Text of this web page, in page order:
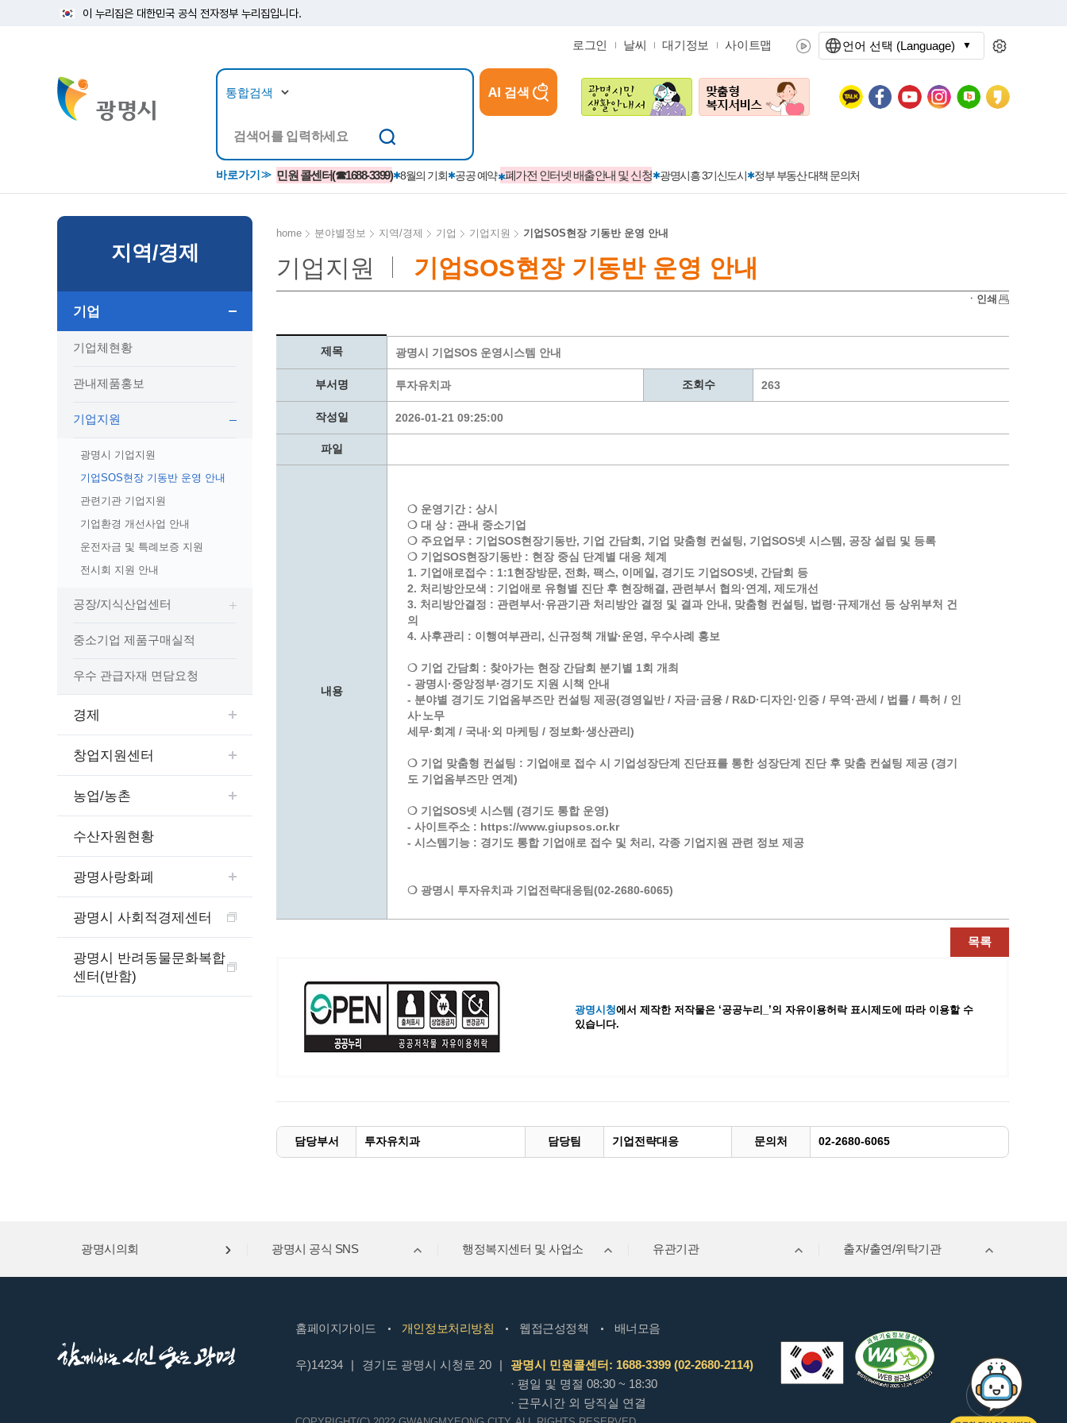
이 누리집은 대한민국 공식 전자정부 누리집입니다.
로그인 날씨 대기정보 사이트맵
AI 검색
바로가기 민원 콜센터(☎1688-3399) 8월의 기회 공공 예약 폐가전 인터넷 배출안내 및 신청 광명시흥 3기신도시 정부 부동산 대책 문의처
뉴스/정보공개
고시/공고/입법예고
행사ㆍ축제
시 주간행사
보도자료(2021.4월이전)
소식지/카카오톡플러스친구
반상회보
시정자료실
법무행정
위반업소공개
위원회 자료공개
정보공개현황
지방공기업
사전정보공표
행정정보공개안내
정보공개 비공개 세부기준
조직정보공개
업무추진비(시장·부시장·실국장)
상품권 구매·사용
인센티브 적립·사용
예산집행실명공개
행정재산 관리위탁 현황 공개
공공시설물 설치 비용 공개
겸직허가 현황
주민자치센터
세움터(건축 행정 시스템)
민원/참여
종합민원실 안내도
종합민원상담센터
우리 노무사 상담센터
어디서나 민원
민원 제증명 수수료 면제사항
행정처리기준편람
행정정보공동이용
대법원인터넷등기소
110화상수화통역서비스
고객서비스 표준 매뉴얼
행정서비스헌장
출생·사망·혼인신고 등 10종에 대한 신고
자주하는 질문
민원조정제도
사전심사청구제
민원1회 방문 처리제
사회취약계층 전용상담창구
폐업신고 간소화서비스
설치현황
발급 받을 수 있는 증명
정부24
민원서비스 종합평가 결과
센터소개
위치안내
시민의 소리
정보통신공사 감리원 배치신고
정보통신설비 유지보수·관리 제도
정보통신 사용전 검사
시민과의 대화
광명시 시민원탁회의
시민참여방
행정규제 개혁
적극행정
시민건의
주말농장신청
지역경제활성화/교육/일자리
교육정보
평생학습원
(재)경기도민회장학회 장학금
교복지원금 신청
광명일자리센터
취업지원 프로그램 운영 현황
지역맞춤형 일자리 창출 지원사업
문화관광
단원소개
예술/공연단체
광명시립예술단 티켓박스
착한가격지정업소
영화상영관 현황
출판사 및 인쇄소 현황
박물관/미술관 현황
문화유통업 현황
문화관광 해설사
국가유산관
지역/경제
기업
기업체현황
관내제품홍보
기업지원
광명시 기업지원
기업SOS현장 기동반 운영 안내
관련기관 기업지원
기업환경 개선사업 안내
운전자금 및 특례보증 지원
전시회 지원 안내
공장/지식산업센터
중소기업 제품구매실적
우수 관급자재 면담요청
경제
창업지원센터
농업/농촌
수산자원현황
광명사랑화폐
광명시 사회적경제센터
광명시 반려동물문화복합
센터(반함)
home 분야별정보 지역/경제 기업 기업지원 기업SOS현장 기동반 운영 안내
기업지원 기업SOS현장 기동반 운영 안내
ㆍ인쇄
제목 광명시 기업SOS 운영시스템 안내
부서명 투자유치과 조회수 263
작성일 2026-01-21 09:25:00
파일
내용
❍ 운영기간 : 상시
❍ 대 상 : 관내 중소기업
❍ 주요업무 : 기업SOS현장기동반, 기업 간담회, 기업 맞춤형 컨설팅, 기업SOS넷 시스템, 공장 설립 및 등록
❍ 기업SOS현장기동반 : 현장 중심 단계별 대응 체계
1. 기업애로접수 : 1:1현장방문, 전화, 팩스, 이메일, 경기도 기업SOS넷, 간담회 등
2. 처리방안모색 : 기업애로 유형별 진단 후 현장해결, 관련부서 협의·연계, 제도개선
3. 처리방안결정 : 관련부서·유관기관 처리방안 결정 및 결과 안내, 맞춤형 컨설팅, 법령·규제개선 등 상위부처 건
의
4. 사후관리 : 이행여부관리, 신규정책 개발·운영, 우수사례 홍보
❍ 기업 간담회 : 찾아가는 현장 간담회 분기별 1회 개최
- 광명시·중앙정부·경기도 지원 시책 안내
- 분야별 경기도 기업옴부즈만 컨설팅 제공(경영일반 / 자금·금융 / R&D·디자인·인증 / 무역·관세 / 법률 / 특허 / 인
사·노무
세무·회계 / 국내·외 마케팅 / 정보화·생산관리)
❍ 기업 맞춤형 컨설팅 : 기업애로 접수 시 기업성장단계 진단표를 통한 성장단계 진단 후 맞춤 컨설팅 제공 (경기
도 기업옴부즈만 연계)
❍ 기업SOS넷 시스템 (경기도 통합 운영)
- 사이트주소 : https://www.giupsos.or.kr
- 시스템기능 : 경기도 통합 기업애로 접수 및 처리, 각종 기업지원 관련 정보 제공
❍ 광명시 투자유치과 기업전략대응팀(02-2680-6065)
목록
광명시청에서 제작한 저작물은 ‘공공누리_’의 자유이용허락 표시제도에 따라 이용할 수
있습니다.
담당부서 투자유치과 담당팀 기업전략대응 문의처 02-2680-6065
광명시의회 광명시 공식 SNS 행정복지센터 및 사업소 유관기관 출자/출연/위탁기관
홈페이지가이드 개인정보처리방침 웹접근성정책 배너모음
우)14234 | 경기도 광명시 시청로 20 |
광명시 민원콜센터: 1688-3399 (02-2680-2114)
· 평일 및 명절 08:30 ~ 18:30
· 근무시간 외 당직실 연결
언어 선택 (Language)